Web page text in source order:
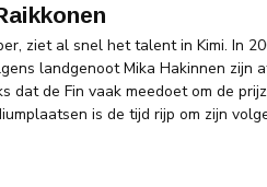
ziet al snel het talent in Kimi. In
landgenoot Mika Hakinnen
dat de Fin vaak meedoet om de
is de tijd rijp om zijn